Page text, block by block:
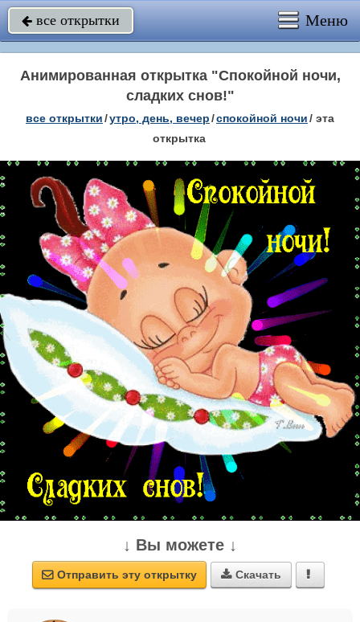
 все открытки Меню
Анимированная открытка "Спокойной ночи,
сладких снов!"
все открытки/утро, день, вечер/спокойной ночи/ эта
открытка
↓ Вы можете ↓
 Отправить эту открытку  Скачать 